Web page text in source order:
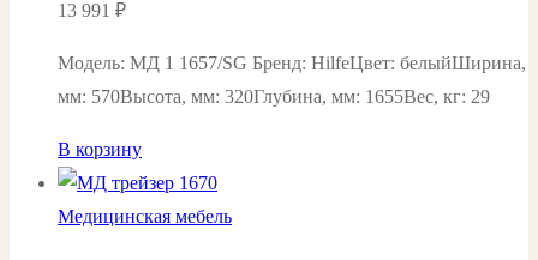
13 991 ₽
Модель: МД 1 1657/SG Бренд: HilfeЦвет: белыйШирина,
мм: 570Высота, мм: 320Глубина, мм: 1655Вес, кг: 29
В корзину
Медицинская мебель